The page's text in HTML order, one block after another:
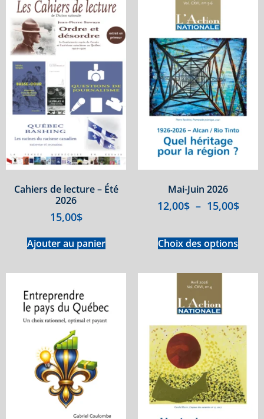
Cahiers de lecture – Été
2026
15,00$
Ajouter au panier
Mai-Juin 2026
12,00$ – 15,00$
Choix des options